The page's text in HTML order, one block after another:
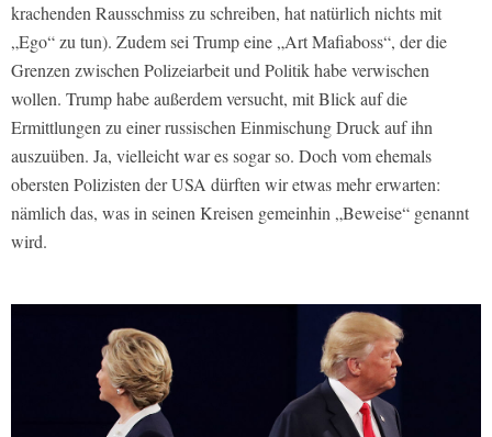
krachenden Rausschmiss zu schreiben, hat natürlich nichts mit
„Ego“ zu tun). Zudem sei Trump eine „Art Mafiaboss“, der die
Grenzen zwischen Polizeiarbeit und Politik habe verwischen
wollen. Trump habe außerdem versucht, mit Blick auf die
Ermittlungen zu einer russischen Einmischung Druck auf ihn
auszuüben. Ja, vielleicht war es sogar so. Doch vom ehemals
obersten Polizisten der USA dürften wir etwas mehr erwarten:
nämlich das, was in seinen Kreisen gemeinhin „Beweise“ genannt
wird.